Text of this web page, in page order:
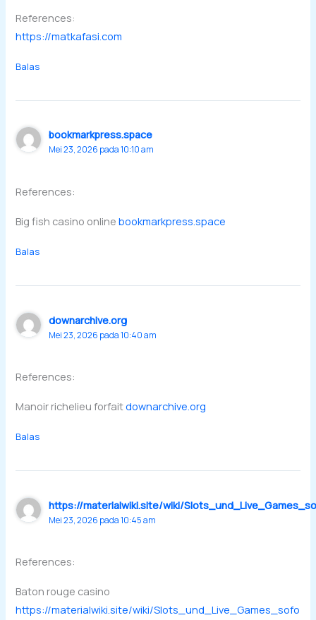
References:
https://matkafasi.com
Balas
bookmarkpress.space
Mei 23, 2026 pada 10:10 am
References:
Big fish casino onlinebookmarkpress.space
Balas
downarchive.org
Mei 23, 2026 pada 10:40 am
References:
Manoir richelieu forfaitdownarchive.org
Balas
https://materialwiki.site/wiki/
Mei 23, 2026 pada 10:45 am
References:
Baton rouge casino
https://materialwiki.site/wiki/Slots_und_Live_Games_sofo